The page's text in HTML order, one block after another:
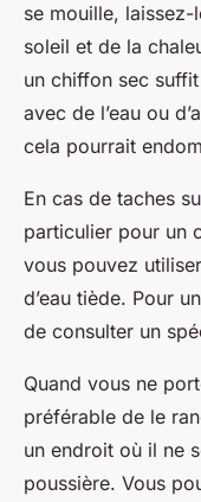
se mouille, laissez-
soleil et de la
un chiffon sec
avec de l’eau ou
cela pourrait
En cas de taches
particulier pour un
vous pouvez
d’eau tiède. Pour
de consulter un
Quand vous ne
préférable de le
un endroit où il ne
poussière. Vous